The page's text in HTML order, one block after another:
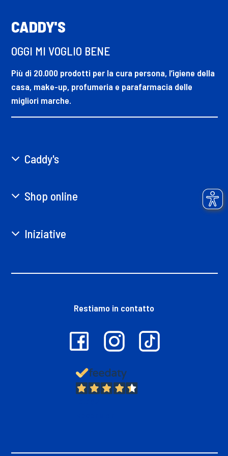
CADDY'S
OGGI MI VOGLIO BENE
Più di 20.000 prodotti per la cura persona, l’igiene della
casa, make-up, profumeria e parafarmacia delle
migliori marche.
Caddy's
Shop online
Iniziative
Restiamo in contatto